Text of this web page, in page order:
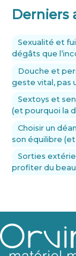
Derniers
Sexualité et
dégâts que
Douche et
geste vital, pas
Sextoys et
(et pourquoi la
Choisir un
son équilibre
Sorties
profiter du